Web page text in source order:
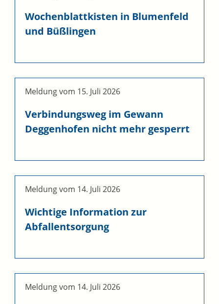
Wochenblattkisten in Blumenfeld
und Büßlingen
Meldung vom 15. Juli 2026
Verbindungsweg im Gewann
Deggenhofen nicht mehr gesperrt
Meldung vom 14. Juli 2026
Wichtige Information zur
Abfallentsorgung
Meldung vom 14. Juli 2026